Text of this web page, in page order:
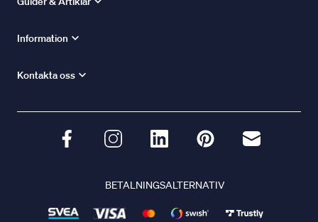
Information
Kontakta oss
BETALNINGSALTERNATIV